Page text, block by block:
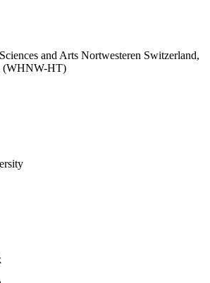
and Arts Nortwesteren Switzerland,
(WHNW-HT)